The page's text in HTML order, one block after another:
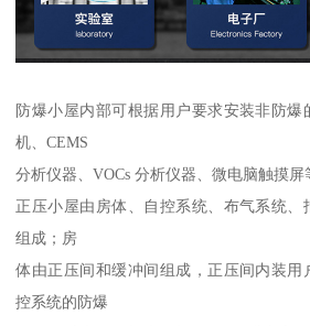
防爆小屋内部可根据用户要求安装非防
机、CEMS
分析仪器、VOCs 分析仪器、微电脑触摸屏
正压小屋由房体、自控系统、布气系统
组成；房
体由正压间和缓冲间组成，正压间内装用
控系统的防爆